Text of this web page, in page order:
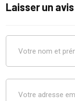
Laisser un